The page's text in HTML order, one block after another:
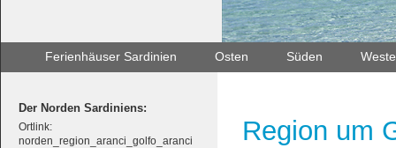
Ferienhäuser Sardinien Osten Süden
Der Norden Sardiniens:
Ortlink:
norden_region_aranci_golfo_aranci
Region um